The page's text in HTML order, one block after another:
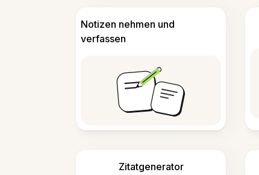
Notizen nehmen und
verfassen
Zitatgenerator